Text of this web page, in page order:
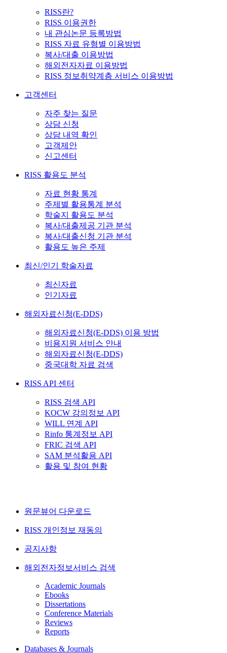
RISS란?
RISS 이용권한
내 관심논문 등록방법
RISS 자료 유형별 이용방법
복사/대출 이용방법
해외전자자료 이용방법
RISS 정보취약계층 서비스 이용방법
고객센터
자주 찾는 질문
상담 신청
상담 내역 확인
고객제안
신고센터
RISS 활용도 분석
자료 현황 통계
주제별 활용통계 분석
학술지 활용도 분석
복사/대출제공 기관 분석
복사/대출신청 기관 분석
활용도 높은 주제
최신/인기 학술자료
최신자료
인기자료
해외자료신청(E-DDS)
해외자료신청(E-DDS) 이용 방법
비용지원 서비스 안내
해외자료신청(E-DDS)
중국대학 자료 검색
RISS API 센터
RISS 검색 API
KOCW 강의정보 API
WILL 연계 API
Rinfo 통계정보 API
FRIC 검색 API
SAM 분석활용 API
활용 및 참여 현황
원문뷰어 다운로드
RISS 개인정보 재동의
공지사항
해외전자정보서비스 검색
Academic Journals
Ebooks
Dissertations
Conference Materials
Reviews
Reports
Databases & Journals